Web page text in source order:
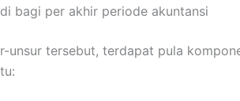
bagi per akhir periode akuntansi
unsur tersebut, terdapat pula